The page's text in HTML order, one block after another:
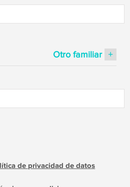
Otro familiar +
de privacidad de datos